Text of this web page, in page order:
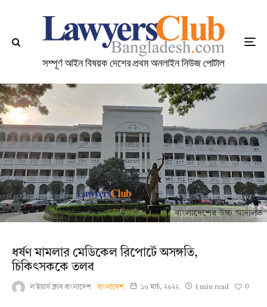
বাংলাদেশের উচ্চ আদালত
ধর্ষণ মামলার মেডিকেল রিপোর্টে অসঙ্গতি,
চিকিৎসককে তলব
ল'ইয়ার্স ক্লাব বাংলাদেশ বাংলাদেশ ১০ মার্চ, ২০২২ 1 min read 0